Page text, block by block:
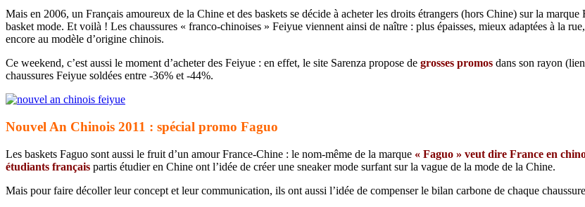
Mais en 2006, un Français amoureux de la Chine et des baskets se décide à acheter les droits étrangers (hors Chine) sur la marque
basket mode. Et voilà ! Les chaussures « franco-chinoises » Feiyue viennent ainsi de naître : plus épaisses, mieux adaptées à la
encore au modèle d’origine chinois.
Ce weekend, c’est aussi le moment d’acheter des Feiyue : en effet, le site Sarenza propose de grosses promos dans son rayon
chaussures Feiyue soldées entre -36% et -44%.
Nouvel An Chinois 2011 : spécial promo Faguo
Les baskets Faguo sont aussi le fruit d’un amour France-Chine : le nom-même de la marque « Faguo » veut dire France en
étudiants français partis étudier en Chine ont l’idée de créer une sneaker mode surfant sur la vague de la mode de la Chine.
Mais pour faire décoller leur concept et leur communication, ils ont aussi l’idée de compenser le bilan carbone de chaque